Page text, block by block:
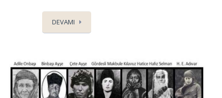
DEVAMI